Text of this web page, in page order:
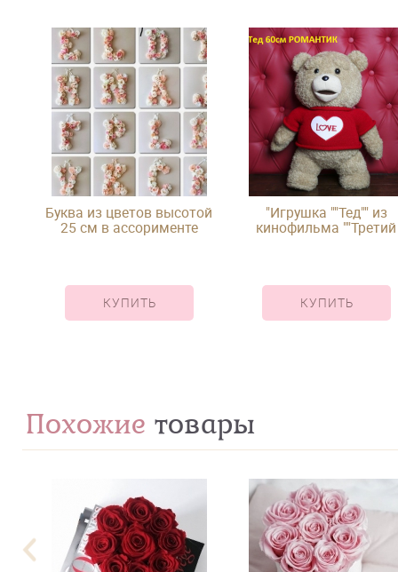
Буква из цветов высотой
25 см в ассорименте
КУПИТЬ
"Игрушка ""Тед"" из
кинофильма ""Третий
КУПИТЬ
Похожие товары